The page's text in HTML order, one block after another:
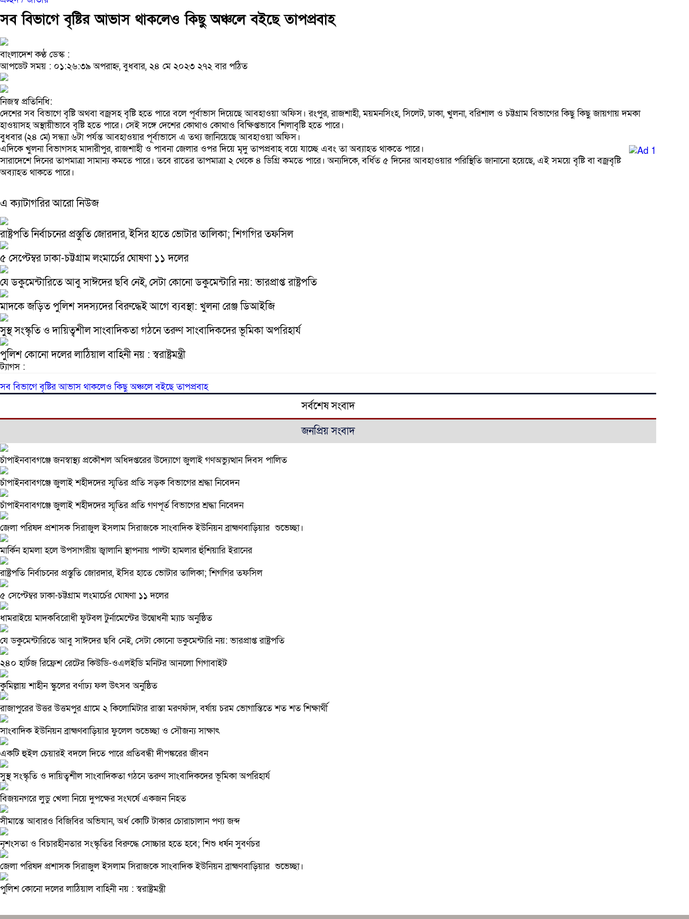
সব বিভাগে বৃষ্টির আভাস থাকলেও কিছু অঞ্চলে বইছে তাপপ্রবাহ
বাংলাদেশ কণ্ঠ ডেস্ক :
আপডেট সময় : ০১:২৬:৩৯ অপরাহ্ন, বুধবার, ২৪ মে ২০২৩ ২৭২ বার পঠিত
নিজস্ব প্রতিনিধি:
দেশের সব বিভাগে বৃষ্টি অথবা বজ্রসহ বৃষ্টি হতে পারে বলে পূর্বাভাস দিয়েছে আবহাওয়া অফিস। রংপুর, রাজশাহী, ময়মনসিংহ, সিলেট, ঢাকা, খুলনা, বরিশাল ও চট্টগ্রাম বিভাগের কিছু কিছু জায়গায় দমকা
হাওয়াসহ অস্থায়ীভাবে বৃষ্টি হতে পারে। সেই সঙ্গে দেশের কোথাও কোথাও বিক্ষিপ্তভাবে শিলাবৃষ্টি হতে পারে।
বুধবার (২৪ মে) সন্ধ্যা ৬টা পর্যন্ত আবহাওয়ার পূর্বাভাসে এ তথ্য জানিয়েছে আবহাওয়া অফিস।
এদিকে খুলনা বিভাগসহ মাদারীপুর, রাজশাহী ও পাবনা জেলার ওপর দিয়ে মৃদু তাপপ্রবাহ বয়ে যাচ্ছে এবং তা অব্যাহত থাকতে পারে।
সারাদেশে দিনের তাপমাত্রা সামান্য কমতে পারে। তবে রাতের তাপমাত্রা ২ থেকে ৪ ডিগ্রি কমতে পারে। অন্যদিকে, বর্ধিত ৫ দিনের আবহাওয়ার পরিস্থিতি জানানো হয়েছে, এই সময়ে বৃষ্টি বা বজ্রবৃষ্টি
অব্যাহত থাকতে পারে।
এ ক্যাটাগরির আরো নিউজ
রাষ্ট্রপতি নির্বাচনের প্রস্তুতি জোরদার, ইসির হাতে ভোটার তালিকা; শিগগির তফসিল
৫ সেপ্টেম্বর ঢাকা-চট্টগ্রাম লংমার্চের ঘোষণা ১১ দলের
যে ডকুমেন্টারিতে আবু সাঈদের ছবি নেই, সেটা কোনো ডকুমেন্টারি নয়: ভারপ্রাপ্ত রাষ্ট্রপতি
মাদকে জড়িত পুলিশ সদস্যদের বিরুদ্ধেই আগে ব্যবস্থা: খুলনা রেঞ্জ ডিআইজি
সুস্থ সংস্কৃতি ও দায়িত্বশীল সাংবাদিকতা গঠনে তরুণ সাংবাদিকদের ভূমিকা অপরিহার্য
পুলিশ কোনো দলের লাঠিয়াল বাহিনী নয় : স্বরাষ্ট্রমন্ত্রী
ট্যাগস :
সব বিভাগে বৃষ্টির আভাস থাকলেও কিছু অঞ্চলে বইছে তাপপ্রবাহ
সর্বশেষ সংবাদ
জনপ্রিয় সংবাদ
চাঁপাইনবাবগঞ্জে জনস্বাস্থ্য প্রকৌশল অধিদপ্তরের উদ্যোগে জুলাই গণঅভ্যুত্থান দিবস পালিত
চাঁপাইনবাবগঞ্জে জুলাই শহীদদের স্মৃতির প্রতি সড়ক বিভাগের শ্রদ্ধা নিবেদন
চাঁপাইনবাবগঞ্জে জুলাই শহীদদের স্মৃতির প্রতি গণপূর্ত বিভাগের শ্রদ্ধা নিবেদন
জেলা পরিষদ প্রশাসক সিরাজুল ইসলাম সিরাজকে সাংবাদিক ইউনিয়ন ব্রাহ্মণবাড়িয়ার শুভেচ্ছা।
মার্কিন হামলা হলে উপসাগরীয় জ্বালানি স্থাপনায় পাল্টা হামলার হুঁশিয়ারি ইরানের
রাষ্ট্রপতি নির্বাচনের প্রস্তুতি জোরদার, ইসির হাতে ভোটার তালিকা; শিগগির তফসিল
৫ সেপ্টেম্বর ঢাকা-চট্টগ্রাম লংমার্চের ঘোষণা ১১ দলের
ধামরাইয়ে মাদকবিরোধী ফুটবল টুর্নামেন্টের উদ্বোধনী ম্যাচ অনুষ্ঠিত
যে ডকুমেন্টারিতে আবু সাঈদের ছবি নেই, সেটা কোনো ডকুমেন্টারি নয়: ভারপ্রাপ্ত রাষ্ট্রপতি
২৪০ হার্টজ রিফ্রেশ রেটের কিউডি-ওএলইডি মনিটর আনলো গিগাবাইট
কুমিল্লায় শাহীন স্কুলের বর্ণাঢ্য ফল উৎসব অনুষ্ঠিত
রাজাপুরের উত্তর উত্তমপুর গ্রামে ২ কিলোমিটার রাস্তা মরণফাঁদ, বর্ষায় চরম ভোগান্তিতে শত শত শিক্ষার্থী
সাংবাদিক ইউনিয়ন ব্রাহ্মণবাড়িয়ার ফুলেল শুভেচ্ছা ও সৌজন্য সাক্ষাৎ
একটি হুইল চেয়ারই বদলে দিতে পারে প্রতিবন্ধী দীপঙ্করের জীবন
সুস্থ সংস্কৃতি ও দায়িত্বশীল সাংবাদিকতা গঠনে তরুণ সাংবাদিকদের ভূমিকা অপরিহার্য
বিজয়নগরে লুডু খেলা নিয়ে দুপক্ষের সংঘর্ষে একজন নিহত
সীমান্তে আবারও বিজিবির অভিযান, অর্ধ কোটি টাকার চোরাচালান পণ্য জব্দ
নৃশংসতা ও বিচারহীনতার সংস্কৃতির বিরুদ্ধে সোচ্চার হতে হবে; শিশু ধর্ষন সুবর্ণচর
জেলা পরিষদ প্রশাসক সিরাজুল ইসলাম সিরাজকে সাংবাদিক ইউনিয়ন ব্রাহ্মণবাড়িয়ার শুভেচ্ছা।
পুলিশ কোনো দলের লাঠিয়াল বাহিনী নয় : স্বরাষ্ট্রমন্ত্রী